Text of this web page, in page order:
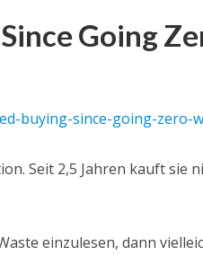
Going
buying-since-going-zero-
Seit 2,5 Jahren kauft sie
einzulesen, dann